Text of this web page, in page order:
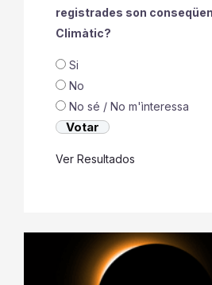
registrades son
Climàtic?
Si
No
No sé / No m'ìnteressa
Ver Resultados